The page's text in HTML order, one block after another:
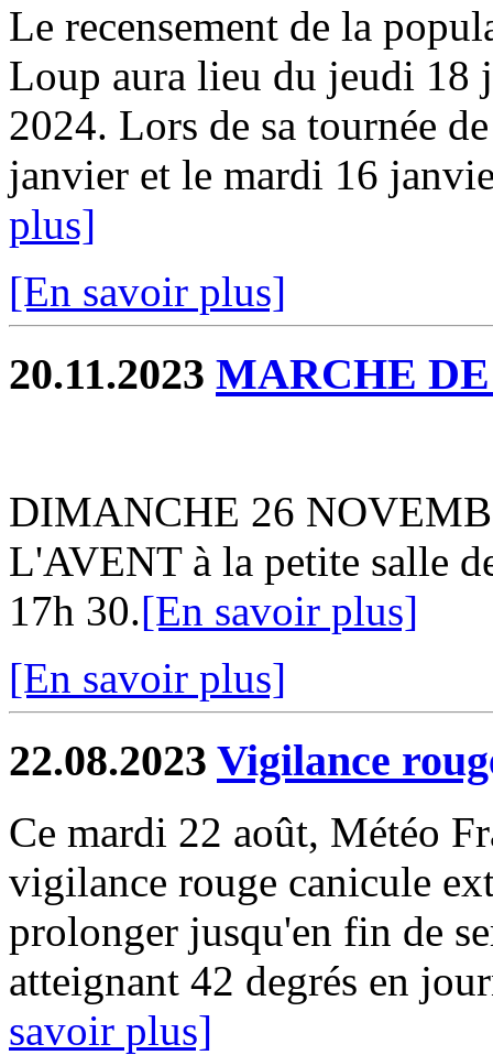
Le recensement de la
Loup aura lieu du jeudi 18
2024. Lors de sa tournée
janvier et le mardi 16
plus]
[En savoir plus]
20.11.2023 MARCHE
DIMANCHE 26
L'AVENT à la petite salle
17h 30.[En savoir plus]
[En savoir plus]
22.08.2023 Vigilance
Ce mardi 22 août, Météo
vigilance rouge canicule
prolonger jusqu'en fin de
atteignant 42 degrés en
savoir plus]